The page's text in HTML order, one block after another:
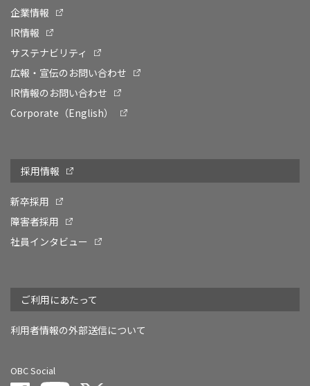
企業情報
IR情報
サステナビリティ
広報・宣伝のお問い合わせ
IR情報のお問い合わせ
Corporate（English）
採用情報
新卒採用
障害者採用
社員インタビュー
ご利用にあたって
利用者情報の外部送信について
OBC Social